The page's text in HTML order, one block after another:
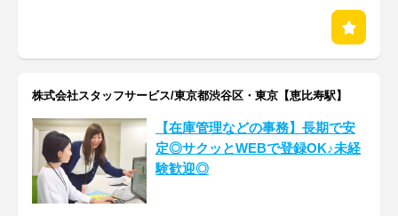
株式会社スタッフサービス/東京都渋谷区・東京【恵比寿駅】
【在庫管理などの事務】長期で安
定◎サクッとWEBで登録OK♪未経
験歓迎◎